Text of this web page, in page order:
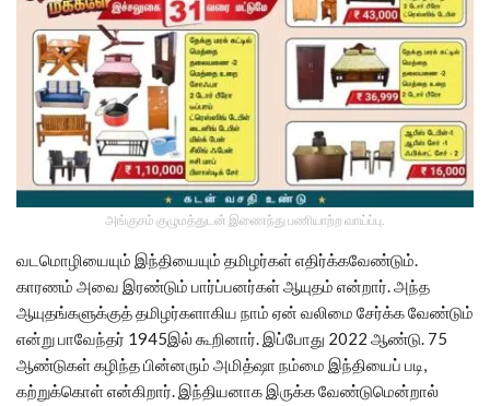
அங்குசம் குழுமத்துடன் இணைந்து பணியாற்ற வாய்ப்பு.
வடமொழியையும் இந்தியையும் தமிழர்கள் எதிர்க்கவேண்டும்.
காரணம் அவை இரண்டும் பார்ப்பனர்கள் ஆயுதம் என்றார். அந்த
ஆயுதங்களுக்குத் தமிழர்களாகிய நாம் ஏன் வலிமை சேர்க்க வேண்டும்
என்று பாவேந்தர் 1945இல் கூறினார். இப்போது 2022 ஆண்டு. 75
ஆண்டுகள் கழிந்த பின்னரும் அமித்ஷா நம்மை இந்தியைப் படி,
கற்றுக்கொள் என்கிறார். இந்தியனாக இருக்க வேண்டுமென்றால்